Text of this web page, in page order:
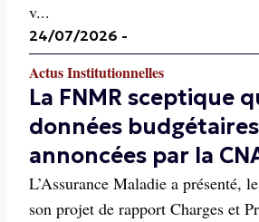
v...
24/07/2026 -
Actus Institutionnelles
La FNMR sceptique
données budgétaires
annoncées par la
L’Assurance Maladie a présenté,
son projet de rapport Charges et